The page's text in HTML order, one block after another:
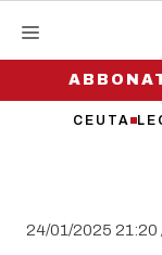
contenuto
CEUTA
24/01/2025 21:20